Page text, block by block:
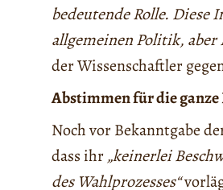
bedeutende Rolle.
allgemeinen Politik, aber
der Wissenschaftler
Abstimmen für die
Noch vor Bekanntgabe
dass ihr„keinerlei
des Wahlprozesses“